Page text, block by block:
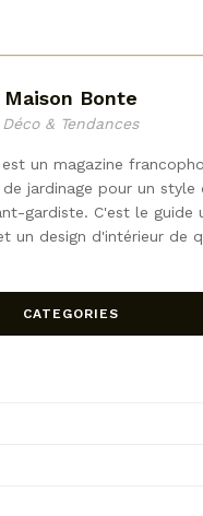
Maison Bonte
Déco & Tendances
un magazine
jardinage pour un style
gardiste. C'est le guide
un design d'intérieur de
CATEGORIES